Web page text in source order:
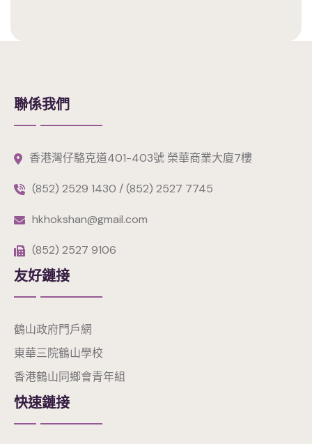
聯係我們
香港灣仔駱克道401-403號 榮華商業大廈7樓
(852) 2529 1430 / (852) 2527 7745
hkhokshan@gmail.com
(852) 2527 9106
友好鏈接
鶴山政府門戶網
東華三院鶴山學校
香港鶴山同鄉會青年組
快速鏈接